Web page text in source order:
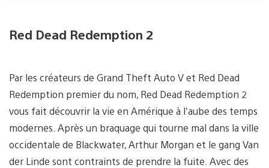
Red Dead Redemption 2
Par les créateurs de Grand Theft Auto V et Red Dead
Redemption premier du nom, Red Dead Redemption 2
vous fait découvrir la vie en Amérique à l’aube des temps
modernes. Après un braquage qui tourne mal dans la ville
occidentale de Blackwater, Arthur Morgan et le gang Van
der Linde sont contraints de prendre la fuite. Avec des